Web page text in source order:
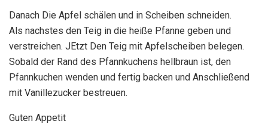
Danach Die Apfel schälen und in Scheiben schneiden.
Als nachstes den Teig in die heiße Pfanne geben und
verstreichen. JEtzt Den Teig mit Apfelscheiben belegen.
Sobald der Rand des Pfannkuchens hellbraun ist, den
Pfannkuchen wenden und fertig backen und Anschließend
mit Vanillezucker bestreuen.
Guten Appetit